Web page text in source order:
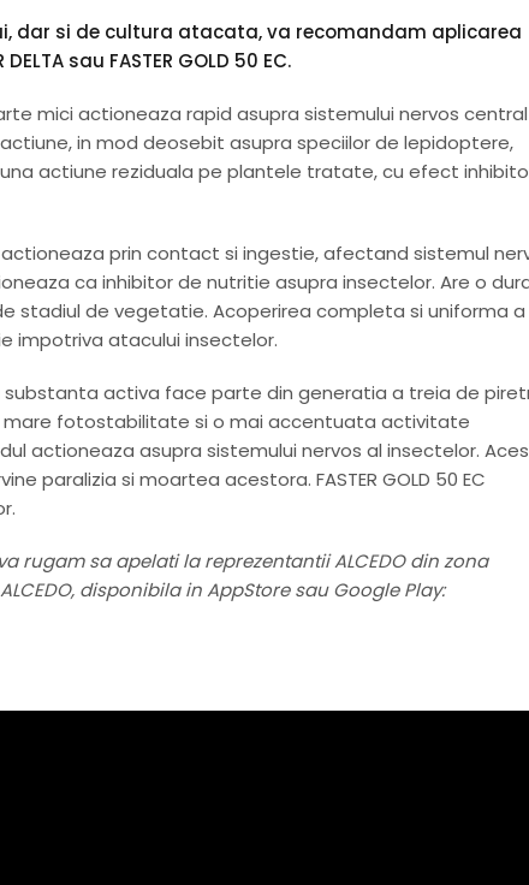
dar si de cultura atacata, va recomandam aplicarea
sau FASTER GOLD 50 EC.
mici actioneaza rapid asupra sistemului nervos central
in mod deosebit asupra speciilor de lepidoptere,
actiune reziduala pe plantele tratate, cu efect
prin contact si ingestie, afectand sistemul
ca inhibitor de nutritie asupra insectelor. Are o
stadiul de vegetatie. Acoperirea completa si uniforma a
impotriva atacului insectelor.
activa face parte din generatia a treia de
fotostabilitate si o mai accentuata activitate
actioneaza asupra sistemului nervos al insectelor.
paralizia si moartea acestora. FASTER GOLD 50 EC
rugam sa apelati la reprezentantii ALCEDO din zona
disponibila in AppStore sau Google Play: